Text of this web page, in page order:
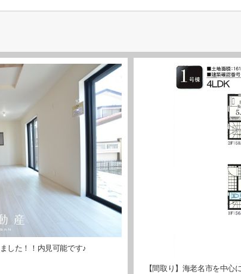
した！！内見可能です♪
【間取り】海老名市を中